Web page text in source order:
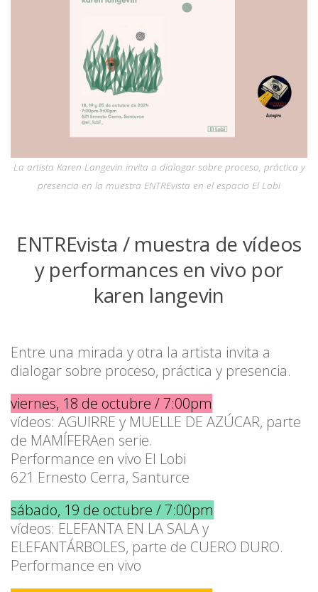
La artista Karen Langevin invita a dialogar sobre proceso, práctica y
presencia en la muestra ENTREvista en el espacio El Lobi
ENTREvista / muestra de vídeos
y performances en vivo por
karen langevin
Entre una mirada y otra la artista invita a
dialogar sobre proceso, práctica y presencia.
viernes, 18 de octubre / 7:00pm
vídeos: AGUIRRE y MUELLE DE AZÚCAR, parte
de MAMÍFERAen serie.
Performance en vivo El Lobi
621 Ernesto Cerra, Santurce
sábado, 19 de octubre / 7:00pm
vídeos: ELEFANTA EN LA SALA y
ELEFANTÁRBOLES, parte de CUERO DURO.
Performance en vivo